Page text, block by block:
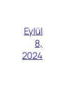
Eylül
8,
2024